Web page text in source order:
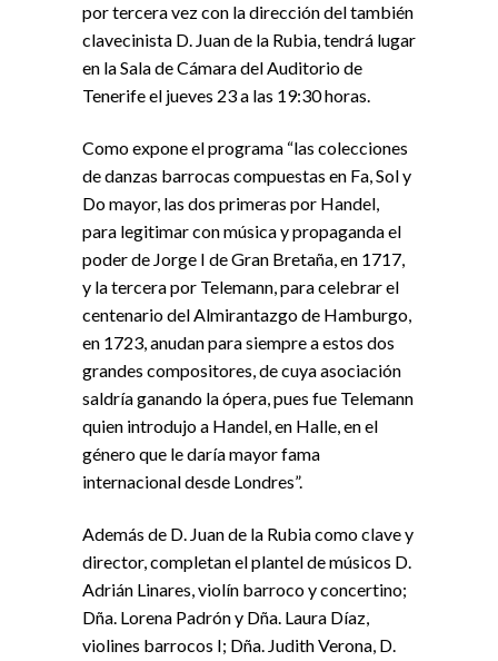
por tercera vez con la dirección del también
clavecinista D. Juan de la Rubia, tendrá lugar
en la Sala de Cámara del Auditorio de
Tenerife el jueves 23 a las 19:30 horas.
Como expone el programa “las colecciones
de danzas barrocas compuestas en Fa, Sol y
Do mayor, las dos primeras por Handel,
para legitimar con música y propaganda el
poder de Jorge I de Gran Bretaña, en 1717,
y la tercera por Telemann, para celebrar el
centenario del Almirantazgo de Hamburgo,
en 1723, anudan para siempre a estos dos
grandes compositores, de cuya asociación
saldría ganando la ópera, pues fue Telemann
quien introdujo a Handel, en Halle, en el
género que le daría mayor fama
internacional desde Londres”.
Además de D. Juan de la Rubia como clave y
director, completan el plantel de músicos D.
Adrián Linares, violín barroco y concertino;
Dña. Lorena Padrón y Dña. Laura Díaz,
violines barrocos I; Dña. Judith Verona, D.